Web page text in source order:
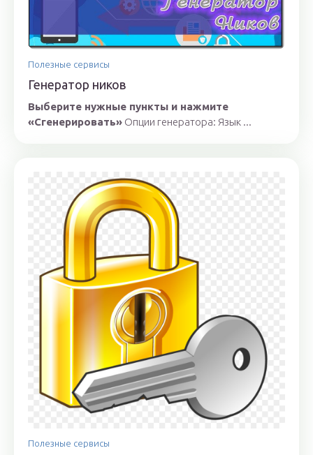
Полезные сервисы
Генератор ников
Выберите нужные пункты и нажмите
«Сгенерировать» Опции генератора: Язык ...
Полезные сервисы